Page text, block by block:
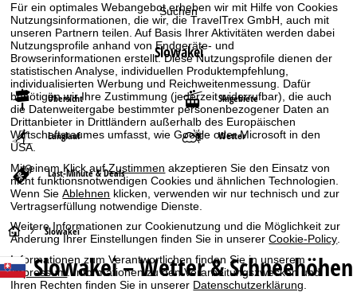
Für ein optimales Webangebot erheben wir mit Hilfe von Cookies
Nutzungsinformationen, die wir, die TravelTrex GmbH, auch mit
unseren Partnern teilen. Auf Basis Ihrer Aktivitäten werden dabei
Nutzungsprofile anhand von Endgeräte- und
Browserinformationen erstellt. Diese Nutzungsprofile dienen der
statistischen Analyse, individuellen Produktempfehlung,
individualisierten Werbung und Reichweitenmessung. Dafür
benötigen wir Ihre Zustimmung (jederzeit widerrufbar), die auch
die Datenweitergabe bestimmter personenbezogener Daten an
Drittanbieter in Drittländern außerhalb des Europäischen
Wirtschaftsraumes umfasst, wie Google oder Microsoft in den
USA.
Mit einem Klick aufZustimmen akzeptieren Sie den Einsatz von
nicht funktionsnotwendigen Cookies und ähnlichen Technologien.
Wenn SieAblehnen klicken, verwenden wir nur technisch und zur
Vertragserfüllung notwendige Dienste.
Weitere Informationen zur Cookienutzung und die Möglichkeit zur
Änderung Ihrer Einstellungen finden Sie in unsererCookie-Policy
Informationen zum Verantwortlichen finden Sie in unserem
Impressum. Informationen zu den Verarbeitungszwecken und
Ihren Rechten finden Sie in unserer Datenschutzerklärung
Suchen
Slowakei
Übersicht Skigebiete
Langlauf Wetter
Last-Minute & Deals
S
t
Slowakei
Slowakei – Wetter & Schneehöhen